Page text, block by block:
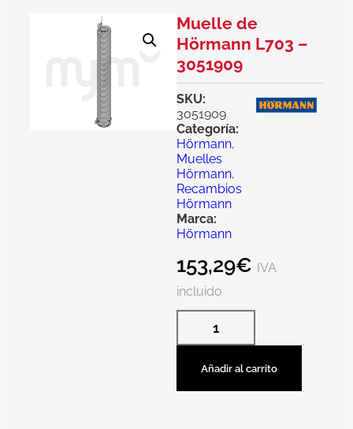
Muelle de
Hörmann L703 –
3051909
SKU:
3051909
Categoría:
Hörmann,
Muelles
Hörmann,
Recambios
Hörmann
Marca:
Hörmann
153,29€ IVA
incluido
Añadir al carrito